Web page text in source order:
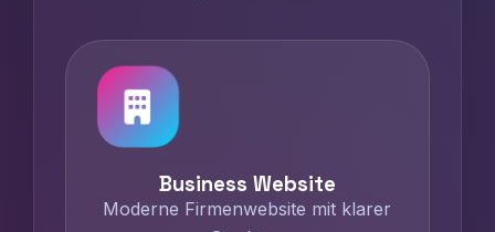
Business Website
Moderne Firmenwebsite mit klarer